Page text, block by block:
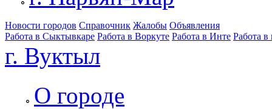
Новости городов Справочник Жалобы Объявления
Работа в Сыктывкаре Работа в Воркуте Работа в Инте Работа в
г. Вуктыл
О городе